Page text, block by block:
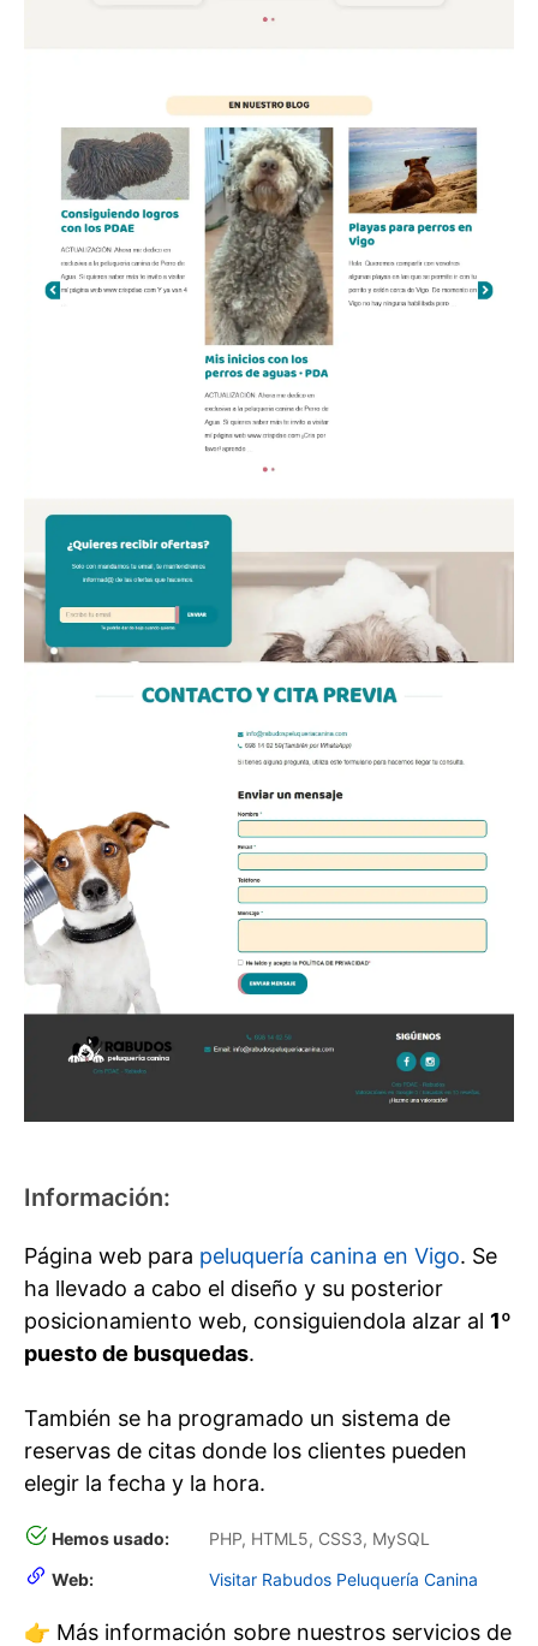
Información:
Página web para peluquería canina en Vigo. Se
ha llevado a cabo el diseño y su posterior
posicionamiento web, consiguiendola alzar al 1º
puesto de busquedas.
También se ha programado un sistema de
reservas de citas donde los clientes pueden
elegir la fecha y la hora.
Hemos usado:
PHP, HTML5, CSS3, MySQL
Web:
Visitar Rabudos Peluquería Canina
👉 Más información sobre nuestros servicios de